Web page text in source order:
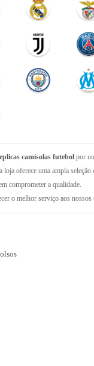
camisolas futebol por
oferece uma ampla seleção
comprometer a qualidade.
o melhor serviço aos nossos
rápida de seus pedidos.
e experiente, você pode ter
compra.
da sua compra for superior a 99
Não perca a oportunidade de